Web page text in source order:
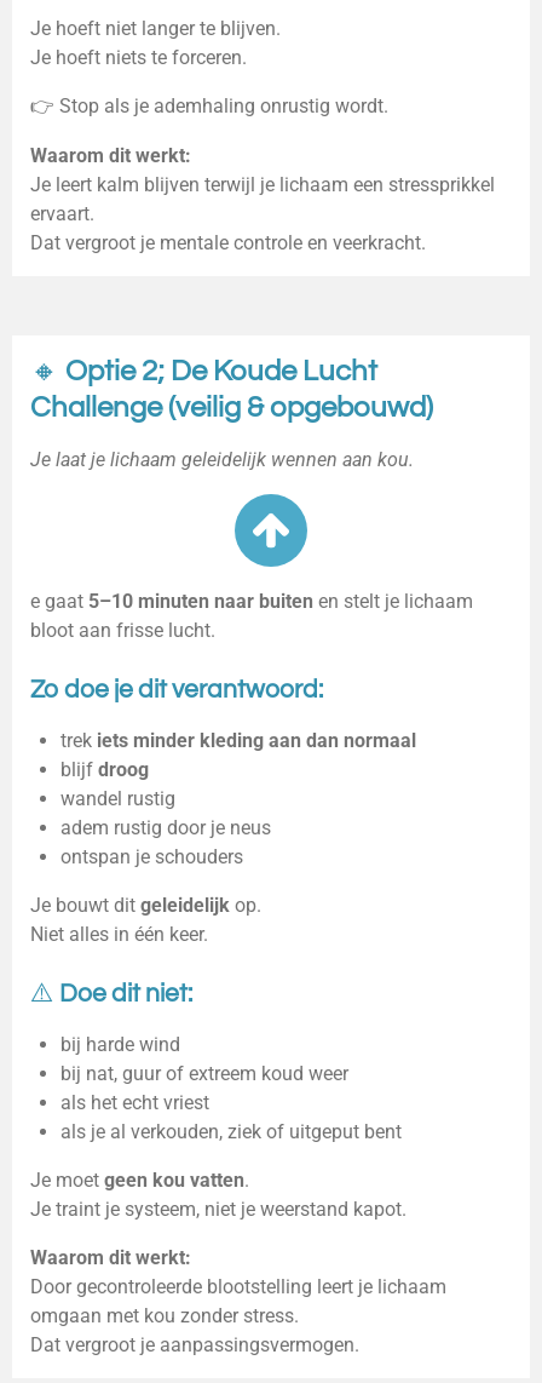
Je hoeft niet langer te blijven.
Je hoeft niets te forceren.
👉 Stop als je ademhaling onrustig wordt.
Waarom dit werkt:
Je leert kalm blijven terwijl je lichaam een stressprikkel
ervaart.
Dat vergroot je mentale controle en veerkracht.
🔸 Optie 2; De Koude Lucht
Challenge (veilig & opgebouwd)
Je laat je lichaam geleidelijk wennen aan kou.
e gaat 5–10 minuten naar buiten en stelt je lichaam
bloot aan frisse lucht.
Zo doe je dit verantwoord:
trek iets minder kleding aan dan normaal
blijf droog
wandel rustig
adem rustig door je neus
ontspan je schouders
Je bouwt dit geleidelijk op.
Niet alles in één keer.
⚠️ Doe dit niet:
bij harde wind
bij nat, guur of extreem koud weer
als het echt vriest
als je al verkouden, ziek of uitgeput bent
Je moet geen kou vatten.
Je traint je systeem, niet je weerstand kapot.
Waarom dit werkt:
Door gecontroleerde blootstelling leert je lichaam
omgaan met kou zonder stress.
Dat vergroot je aanpassingsvermogen.